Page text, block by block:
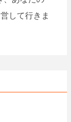
して行きま